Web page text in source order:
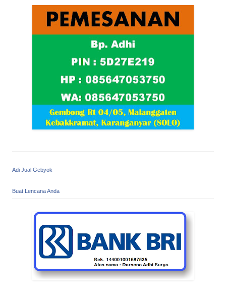
Adi Jual Gebyok
Buat Lencana Anda